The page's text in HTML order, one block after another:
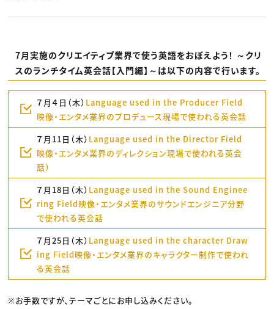
7月実施のクリエイティブ業界で使う英語をおぼえよう！ ～クリ
スのランチタイム英会話【入門編】～は以下の内容で行います。
７月４日（木） Language used in the Producer Field
映像・エンタメ業界のプロデュース現場で使われる英会話
７月11日（木） Language used in the Director Field
映像・エンタメ業界のディレクション現場で使われる英会
話）
７月18日（木） Language used in the Sound Enginee
ring Field映像・エンタメ業界のサウンドエンジニア分野
で使われる英会話
７月25日（木） Language used in the character Draw
ing Field映像・エンタメ業界のキャラクター制作で使われ
る英会話
※お手数ですが、テーマごとにお申し込みください。